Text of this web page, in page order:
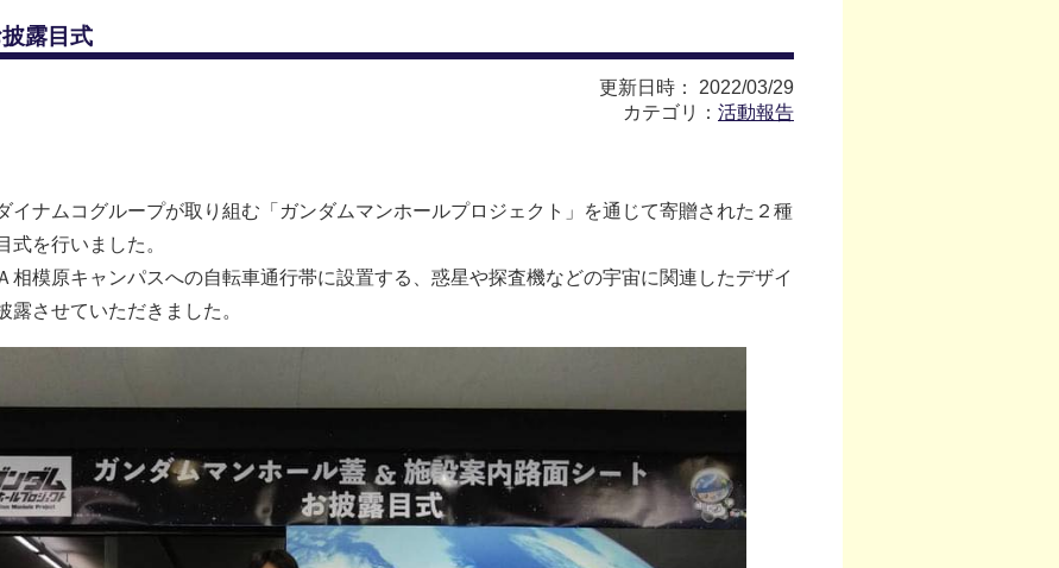
露目式
更新日時： 2022/03/29
カテゴリ： 活動報告
ナムコグループが取り組む「ガンダムマンホールプロジェクト」を通じて寄贈された２種
を行いました。
模原キャンパスへの自転車通行帯に設置する、惑星や探査機などの宇宙に関連したデザイ
させていただきました。